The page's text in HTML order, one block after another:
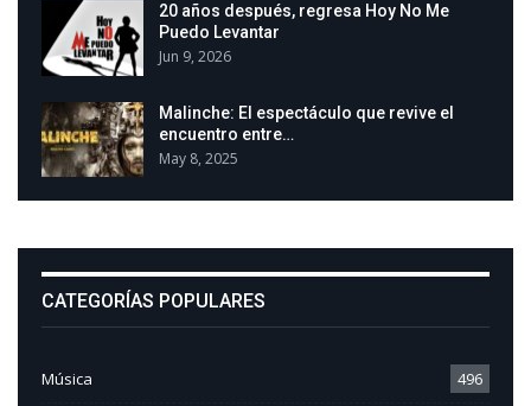
20 años después, regresa Hoy No Me
Puedo Levantar
Jun 9, 2026
Malinche: El espectáculo que revive el
encuentro entre…
May 8, 2025
CATEGORÍAS POPULARES
Música 496